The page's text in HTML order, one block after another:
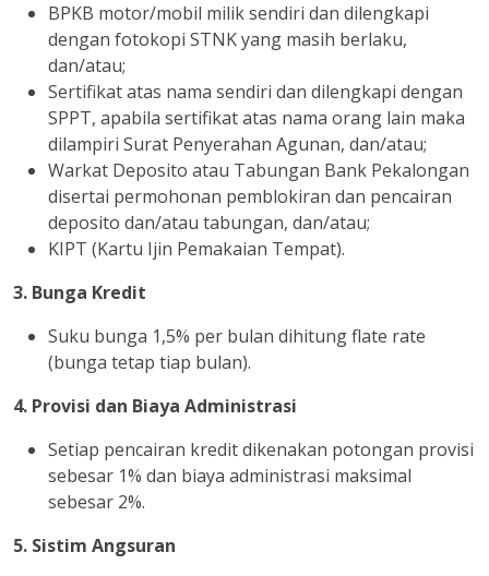
BPKB motor/mobil milik sendiri dan dilengkapi
dengan fotokopi STNK yang masih berlaku,
dan/atau;
Sertifikat atas nama sendiri dan dilengkapi dengan
SPPT, apabila sertifikat atas nama orang lain maka
dilampiri Surat Penyerahan Agunan, dan/atau;
Warkat Deposito atau Tabungan Bank Pekalongan
disertai permohonan pemblokiran dan pencairan
deposito dan/atau tabungan, dan/atau;
KIPT (Kartu Ijin Pemakaian Tempat).
3. Bunga Kredit
Suku bunga 1,5% per bulan dihitung flate rate
(bunga tetap tiap bulan).
4. Provisi dan Biaya Administrasi
Setiap pencairan kredit dikenakan potongan provisi
sebesar 1% dan biaya administrasi maksimal
sebesar 2%.
5. Sistim Angsuran